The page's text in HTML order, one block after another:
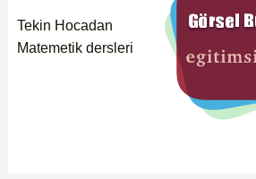
Tekin Hocadan
Matemetik dersleri